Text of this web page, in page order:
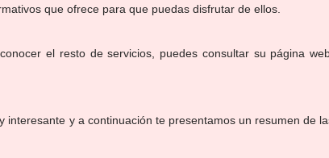
que ofrece para que puedas disfrutar de ellos.
y a continuación te presentamos un resumen de